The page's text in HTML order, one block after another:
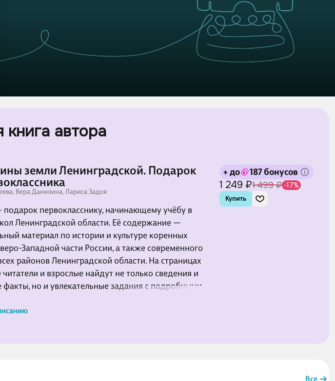
автора
земли Ленинградской. Подарок
Вера Данилина, Лариса Задоя
+ до 187 бонусов
1 249 ₽1 499 ₽ -17%
Купить
подарок первокласснику, начинающему учёбу в
Ленинградской области. Её содержание —
материал по истории и культуре коренных
Западной части России, а также современного
районов Ленинградской области. На страницах
и взрослые найдут не только сведения и
факты, но и увлекательные задания с подробными
Все